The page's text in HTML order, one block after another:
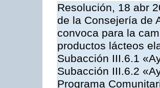
Resolución, 18 abr
de la Consejería de
convoca para la
productos lácteos
Subacción III.6.1
Subacción III.6.2
Programa